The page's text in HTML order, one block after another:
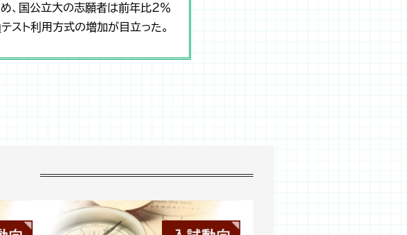
、国公立大の志願者は前年比2％
スト利用方式の増加が目立った。